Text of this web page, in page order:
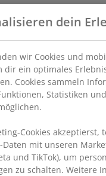
2763151
)
dein
wir Cookies und
dir ein optimales
Cookies sammeln
Statistiken
Cookies akzeptierst,
Daten mit unseren
und TikTok), um
zu schalten. Weitere